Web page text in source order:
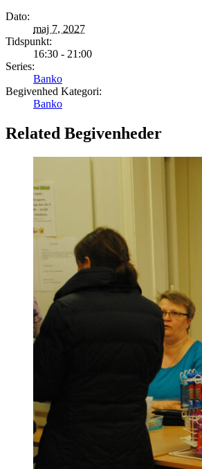
Dato:
maj 7, 2027
Tidspunkt:
16:30 - 21:00
Series:
Banko
Begivenhed Kategori:
Banko
Related Begivenheder